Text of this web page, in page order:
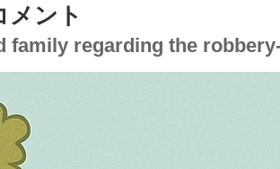
メント
family regarding the